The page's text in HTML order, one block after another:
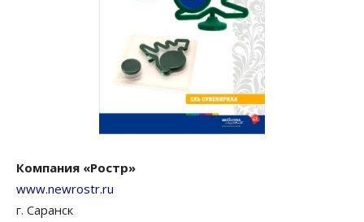
Компания «Ростр»
www.newrostr.ru
г. Саранск